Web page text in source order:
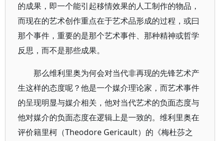
的成果，即一个能引起移情效果的人工制作的物品，
而现在的艺术创作重点在于艺术品形成的过程，或曰
那个事件，重要的是那个艺术事件、那种精神或哲学
反思，而不是那些成果。
那么维利里奥为何会对当代非再现的先锋艺术产
生这样的态度呢？他是一个媒介理论家，而艺术事件
的呈现明显与媒介相关，他对当代艺术的负面态度与
他对媒介的负面态度在逻辑上是一致的。维利里奥在
评价籍里柯（Theodore Gericault）的《梅杜莎之